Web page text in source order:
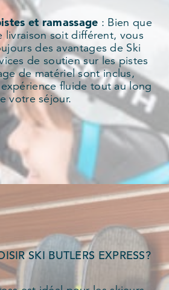
et ramassage : Bien que
livraison soit différent, vous
des avantages de Ski
de soutien sur les pistes
de matériel sont inclus,
fluide tout au long
votre séjour.
SKI BUTLERS EXPRESS?